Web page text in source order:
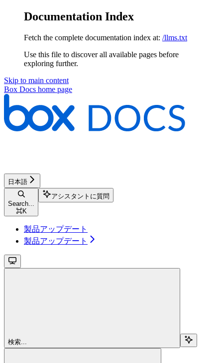
Documentation Index
Fetch the complete documentation index at: /llms.txt
Use this file to discover all available pages before
exploring further.
Skip to main content
Box Docs home page
日本語
Search...
⌘K
アシスタントに質問
製品アップデート
製品アップデート
検索...